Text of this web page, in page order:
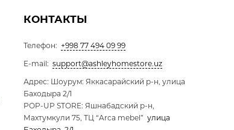
КОНТАКТЫ
Телефон: +998 77 494 09 99
E-mail: support@ashleyhomestore.uz
Адрес: Шоурум: Яккасарайский р-н, улица
Баходыра 2/1
POP-UP STORE: Яшнабадский р-н,
Махтумкули 75, ТЦ “Arca mebel” улица